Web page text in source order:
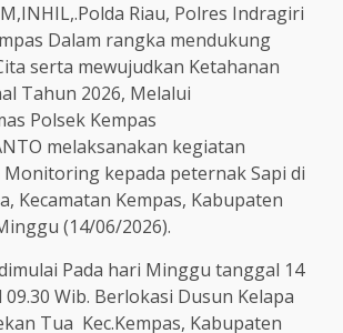
Riau, Polres Indragiri
Dalam rangka mendukung
serta mewujudkan Ketahanan
Tahun 2026, Melalui
Polsek Kempas
melaksanakan kegiatan
kepada peternak Sapi di
Kecamatan Kempas, Kabupaten
(14/06/2026).
Pada hari Minggu tanggal 14
09.30 Wib. Berlokasi Dusun Kelapa
Tua Kec.Kempas, Kabupaten